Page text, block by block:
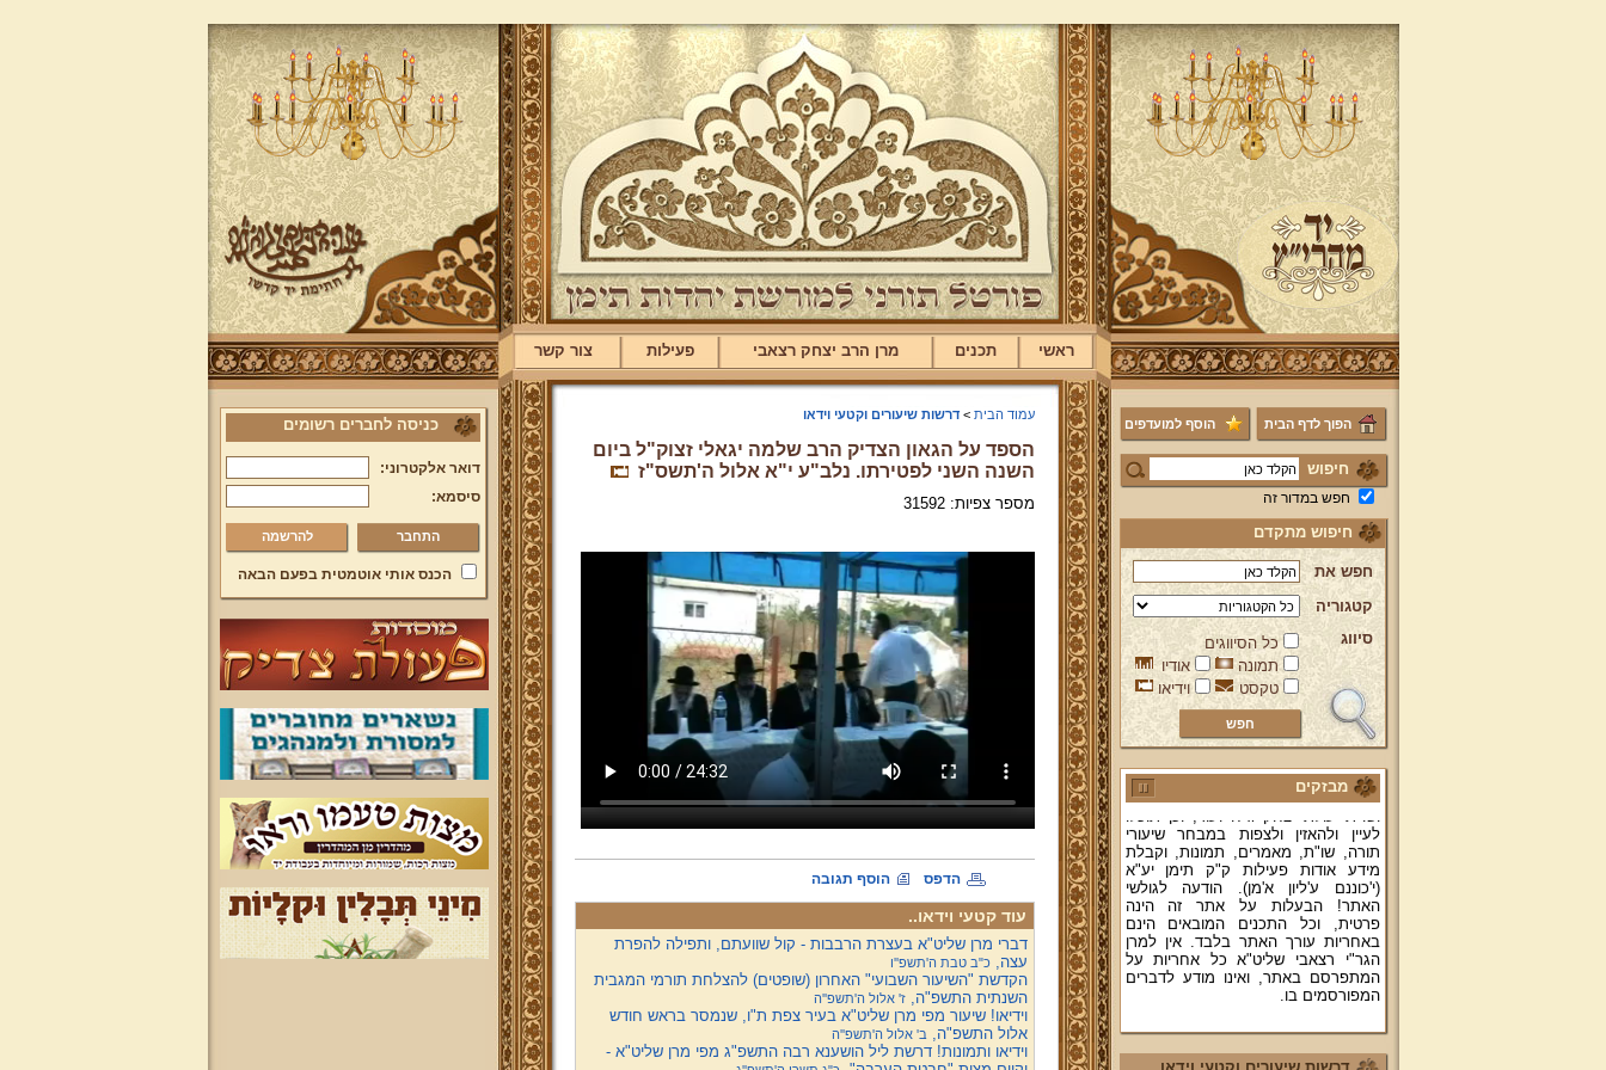
ראשי תכנים מרן הרב יצחק רצאבי פעילות צור קשר
הפוך לדף הבית הוסף למועדפים
חיפוש
חפש במדור זה
חיפוש מתקדם
חפש את
קטגוריה
סיווג
כל הסיווגים
תמונה
אודיו
טקסט
וידיאו
מבזקים
ברוכים הבאים לאתר מהרי"ץ
יד מהרי"ץ - פורטל תורני למורשת יהדות
תימן, האתר הרשמי להנצחת מורשתו
של גאון רבני תימן ותפארתם מהרי"ץ
זצוק"ל. באתר תמצאו גם תכנים תורניים
והלכתיים רבים של מרן הגאון הרב יצחק
רצאבי שליט"א - פוסק עדת תימן,
מחבר ספרי שלחן ערוך המקוצר ח"ח
ושו"ת עולת יצחק ג"ח ועוד, וכן תוכלו
לעיין ולהאזין ולצפות במבחר שיעורי
תורה, שו"ת, מאמרים, תמונות, וקבלת
מידע אודות פעילות ק"ק תימן יע"א
(י'כוננם ע'ליון א'מן). הודעה לגולשי
האתר! הבעלות על אתר זה הינה
פרטית, וכל התכנים המובאים הינם
באחריות עורך האתר בלבד. אין למרן
הגר"י רצאבי שליט"א כל אחריות על
המתפרסם באתר, ואינו מודע לדברים
המפורסמים בו.
פניה נרגשת אל אחינו בני עדת תימן
עמוד הבית >דרשות שיעורים וקטעי וידאו
הספד על הגאון הצדיק הרב שלמה יגאלי זצוק"ל ביום
השנה השני לפטירתו. נלב"ע י"א אלול ה'תשס"ז
מספר צפיות: 31592
הדפס הוסף תגובה
עוד קטעי וידאו..
דברי מרן שליט"א בעצרת הרבבות - קול שוועתם, ותפילה להפרת
עצה,כ"ב טבת ה'תשפ''ו
הקדשת "השיעור השבועי" האחרון (שופטים) להצלחת תורמי המגבית
השנתית התשפ"ה,ז' אלול ה'תשפ''ה
וידיאו! שיעור מפי מרן שליט"א בעיר צפת ת"ו, שנמסר בראש חודש
אלול התשפ"ה,ב' אלול ה'תשפ''ה
וידיאו ותמונות! דרשת ליל הושענא רבה התשפ"ג מפי מרן שליט"א -
כניסה לחברים רשומים
דואר אלקטרוני:
סיסמא:
להרשמה
הכנס אותי אוטמטית בפעם הבאה